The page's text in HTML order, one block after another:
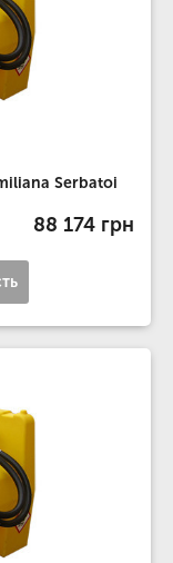
Serbatoi
88 174 грн